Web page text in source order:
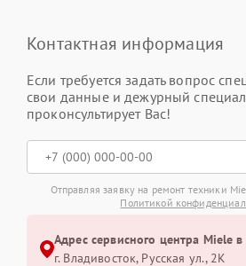
Контактная информация
Если требуется задать вопрос
свои данные и дежурный
проконсультирует Вас!
Отправляя заявку на ремонт техники
Политикой
Адрес сервисного центра Miele
г. Владивосток, Русская ул., 2К